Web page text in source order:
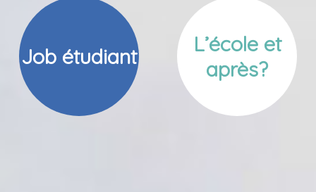
Job étudiant
L’école et
après?